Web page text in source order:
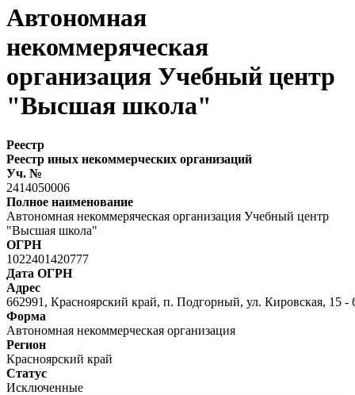
Автономная
некоммеряческая
организация Учебный центр
"Высшая школа"
Реестр
Реестр иных некоммерческих организаций
Уч. №
2414050006
Полное наименование
Автономная некоммеряческая организация Учебный центр
"Высшая школа"
ОГРН
1022401420777
Дата ОГРН
Адрес
662991, Красноярский край, п. Подгорный, ул. Кировская, 15 -
Форма
Автономная некоммерческая организация
Регион
Красноярский край
Статус
Исключенные